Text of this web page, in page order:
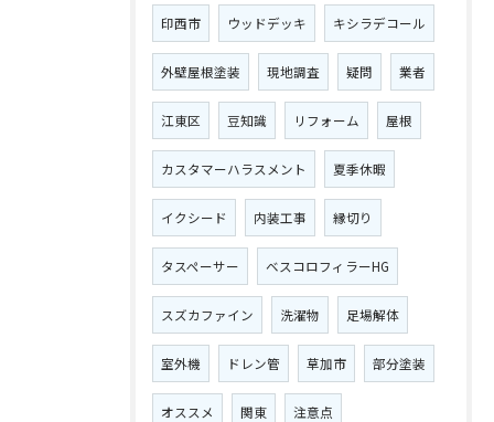
印西市 ウッドデッキ キシラデコール
外壁屋根塗装 現地調査 疑問 業者
江東区 豆知識 リフォーム 屋根
カスタマーハラスメント 夏季休暇
イクシード 内装工事 縁切り
タスペーサー ベスコロフィラーHG
スズカファイン 洗濯物 足場解体
室外機 ドレン管 草加市 部分塗装
オススメ 関東 注意点